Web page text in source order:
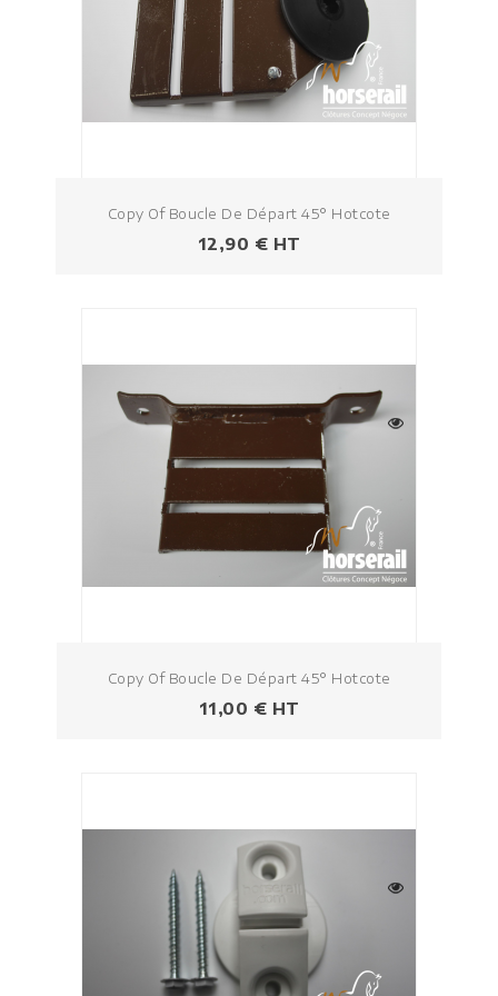
Copy Of Boucle De Départ 45° Hotcote
Prezzo
12,90 € HT
Copy Of Boucle De Départ 45° Hotcote
Prezzo
11,00 € HT